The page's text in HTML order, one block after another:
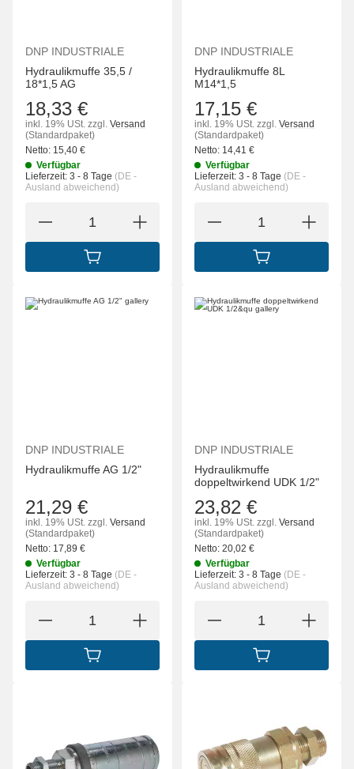
DNP INDUSTRIALE
Hydraulikmuffe 35,5 /
18*1,5 AG
18,33 €
inkl. 19% USt. zzgl. Versand
(Standardpaket)
Netto: 15,40 €
Verfügbar
Lieferzeit: 3 - 8 Tage (DE -
Ausland abweichend)
IN DEN WARENKORB
DNP INDUSTRIALE
Hydraulikmuffe 8L
M14*1,5
17,15 €
inkl. 19% USt. zzgl. Versand
(Standardpaket)
Netto: 14,41 €
Verfügbar
Lieferzeit: 3 - 8 Tage (DE -
Ausland abweichend)
IN DEN
DNP INDUSTRIALE
Hydraulikmuffe AG 1/2"
21,29 €
inkl. 19% USt. zzgl. Versand
(Standardpaket)
Netto: 17,89 €
Verfügbar
Lieferzeit: 3 - 8 Tage (DE -
Ausland abweichend)
IN DEN WARENKORB
DNP INDUSTRIALE
Hydraulikmuffe
doppeltwirkend UDK 1/2"
23,82 €
inkl. 19% USt. zzgl. Versand
(Standardpaket)
Netto: 20,02 €
Verfügbar
Lieferzeit: 3 - 8 Tage (DE -
Ausland abweichend)
IN DEN